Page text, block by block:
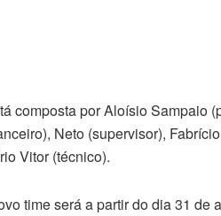
composta por Aloísio Sampaio
Neto (supervisor),
Vitor (técnico).
time será a partir do dia 31 de